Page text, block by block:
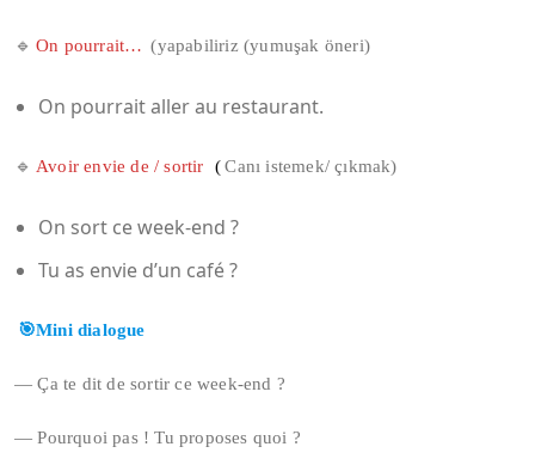
🔹 On pourrait… (yapabiliriz (yumuşak öneri)
On pourrait aller au restaurant.
🔹 Avoir envie de / sortir ( Canı istemek/ çıkmak)
On sort ce week-end ?
Tu as envie d’un café ?
🎯Mini dialogue
— Ça te dit de sortir ce week-end ?
— Pourquoi pas ! Tu proposes quoi ?